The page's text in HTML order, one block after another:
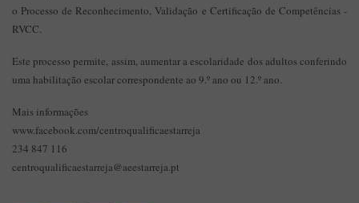
o Processo de Reconhecimento, Validação e Certificação de Competências -
RVCC.
Este processo permite, assim, aumentar a escolaridade dos adultos conferindo
uma habilitação escolar correspondente ao 9.º ano ou 12.º ano.
Mais informações
www.facebook.com/centroqualificaestarreja
234 847 116
centroqualificaestarreja@aeestarreja.pt